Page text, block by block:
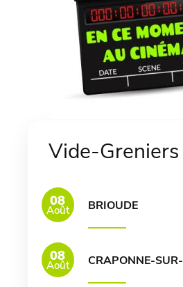
Vide-Greniers
08
Août BRIOUDE
08
Août CRAPONNE-